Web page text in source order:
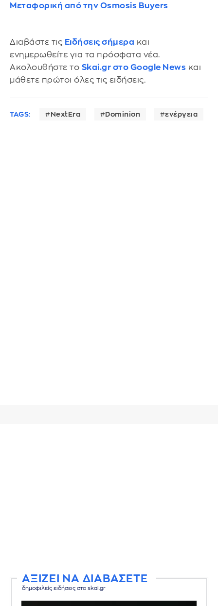
Μεταφορική από την Osmosis Buyers
Διαβάστε τις Ειδήσεις σήμερα και
ενημερωθείτε για τα πρόσφατα νέα.
Ακολουθήστε το Skai.gr στο Google News και
μάθετε πρώτοι όλες τις ειδήσεις.
TAGS: NextEra Dominion ενέργεια
ΑΞΙΖΕΙ ΝΑ ΔΙΑΒΑΣΕΤΕ
δημοφιλείς ειδήσεις στο skai.gr